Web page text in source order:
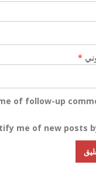
*
of follow-up
me of new posts